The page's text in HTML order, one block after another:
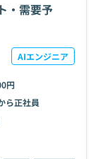
・需要予
AIエンジニア
円
ら正社員